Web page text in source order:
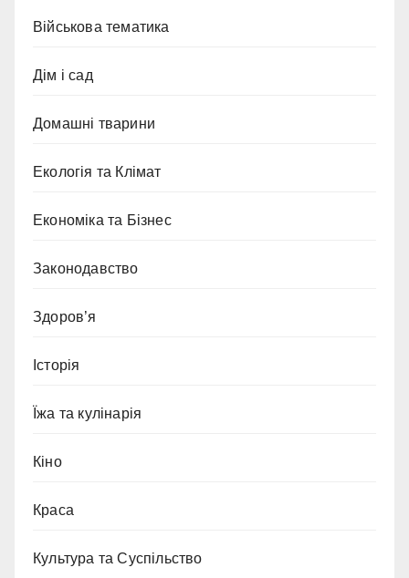
Військова тематика
Дім і сад
Домашні тварини
Екологія та Клімат
Економіка та Бізнес
Законодавство
Здоров’я
Історія
Їжа та кулінарія
Кіно
Краса
Культура та Суспільство